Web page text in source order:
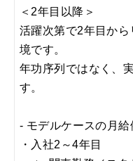
＜2年目以降＞
活躍次第で2年目か
境です。
年功序列ではなく、
す。
- モデルケースの月給
・入社2～4年目